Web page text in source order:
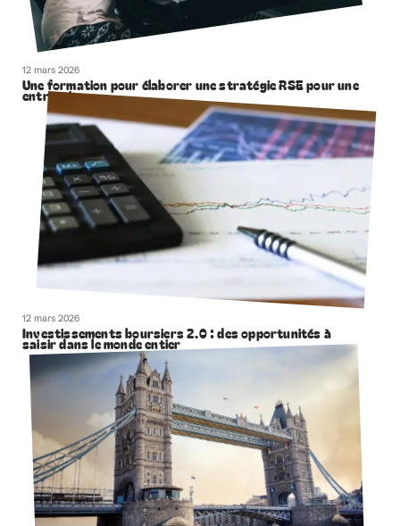
12 mars 2026
Une formation pour élaborer une stratégie RSE pour une
entreprise
12 mars 2026
Investissements boursiers 2.0 : des opportunités à
saisir dans le monde entier